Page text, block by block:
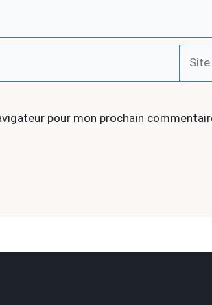
pour mon prochain